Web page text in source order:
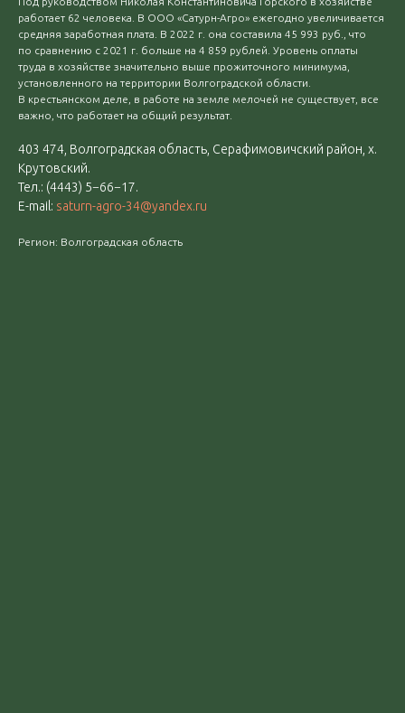
работает 62 человека. В ООО «Сатурн-Агро» ежегодно увеличивается
средняя заработная плата. В 2022 г. она составила 45 993 руб., что
по сравнению с 2021 г. больше на 4 859 рублей. Уровень оплаты
труда в хозяйстве значительно выше прожиточного минимума,
установленного на территории Волгоградской области.
В крестьянском деле, в работе на земле мелочей не существует, все
важно, что работает на общий результат.
403 474, Волгоградская область, Серафимовичский район, х.
Крутовский.
Тел.: (4443) 5−66−17.
Е-mail: saturn-agro-34@yandex.ru
Регион: Волгоградская область